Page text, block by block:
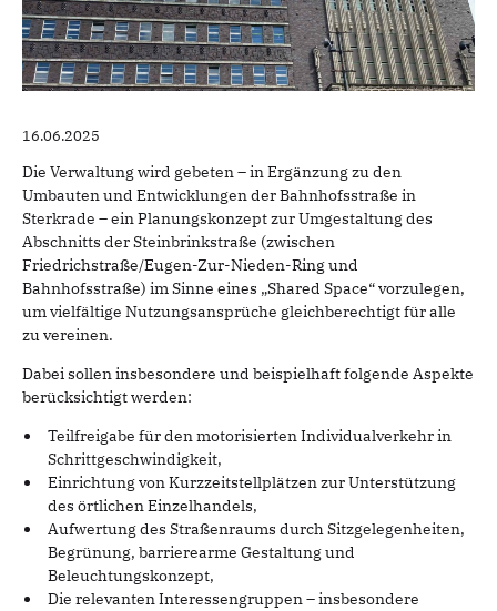
16.06.2025
Die Verwaltung wird gebeten – in Ergänzung zu den
Umbauten und Entwicklungen der Bahnhofsstraße in
Sterkrade – ein Planungskonzept zur Umgestaltung des
Abschnitts der Steinbrinkstraße (zwischen
Friedrichstraße/Eugen-Zur-Nieden-Ring und
Bahnhofsstraße) im Sinne eines „Shared Space“ vorzulegen,
um vielfältige Nutzungsansprüche gleichberechtigt für alle
zu vereinen.
Dabei sollen insbesondere und beispielhaft folgende Aspekte
berücksichtigt werden:
Teilfreigabe für den motorisierten Individualverkehr in
Schrittgeschwindigkeit,
Einrichtung von Kurzzeitstellplätzen zur Unterstützung
des örtlichen Einzelhandels,
Aufwertung des Straßenraums durch Sitzgelegenheiten,
Begrünung, barrierearme Gestaltung und
Beleuchtungskonzept,
Die relevanten Interessengruppen – insbesondere